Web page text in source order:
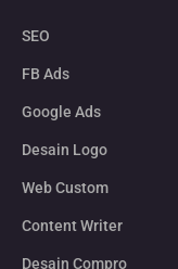
SEO
FB Ads
Google Ads
Desain Logo
Web Custom
Content Writer
Desain Compro